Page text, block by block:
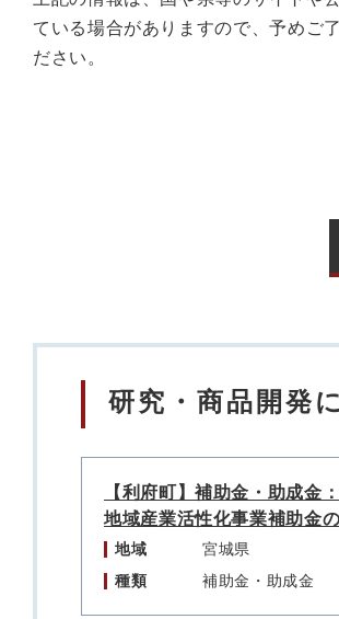
ている場合がありますので、予めご
ださい。
研究・商品開発
【利府町】補助金・助成金
地域産業活性化事業補助金の
地域
宮城県
種類
補助金・助成金